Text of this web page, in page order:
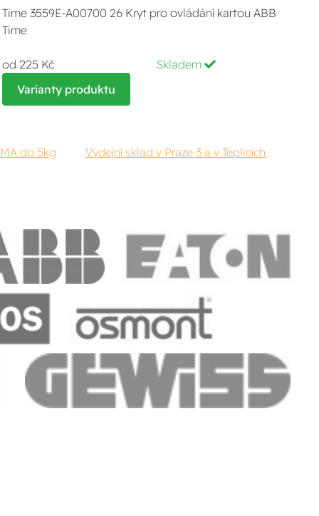
Time 3559E-A00700 26 Kryt pro ovládání kartou ABB
Time
od 225 Kč
Skladem
Varianty produktu
do 5kg Výdejní sklad v Praze 3 a v Teplicích